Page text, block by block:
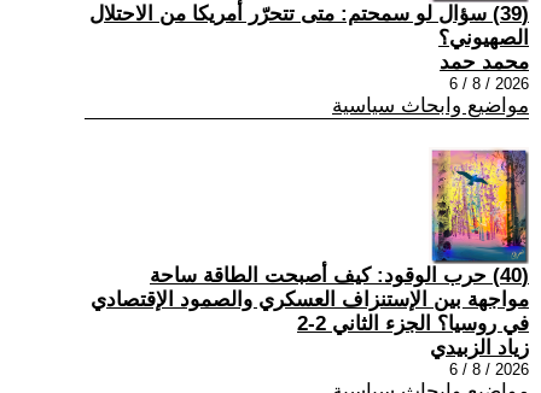
(39) سؤال لو سمحتم: متى تتحرّر أمريكا من الاحتلال
الصهيوني؟
محمد حمد
2026 / 8 / 6
مواضيع وابحاث سياسية
(40) حرب الوقود: كيف أصبحت الطاقة ساحة
مواجهة بين الإستنزاف العسكري والصمود الإقتصادي
في روسيا؟ الجزء الثاني 2-2
زياد الزبيدي
2026 / 8 / 6